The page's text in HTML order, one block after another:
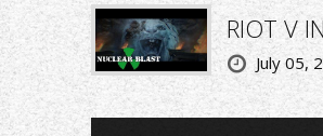
RIOT V
July 05,